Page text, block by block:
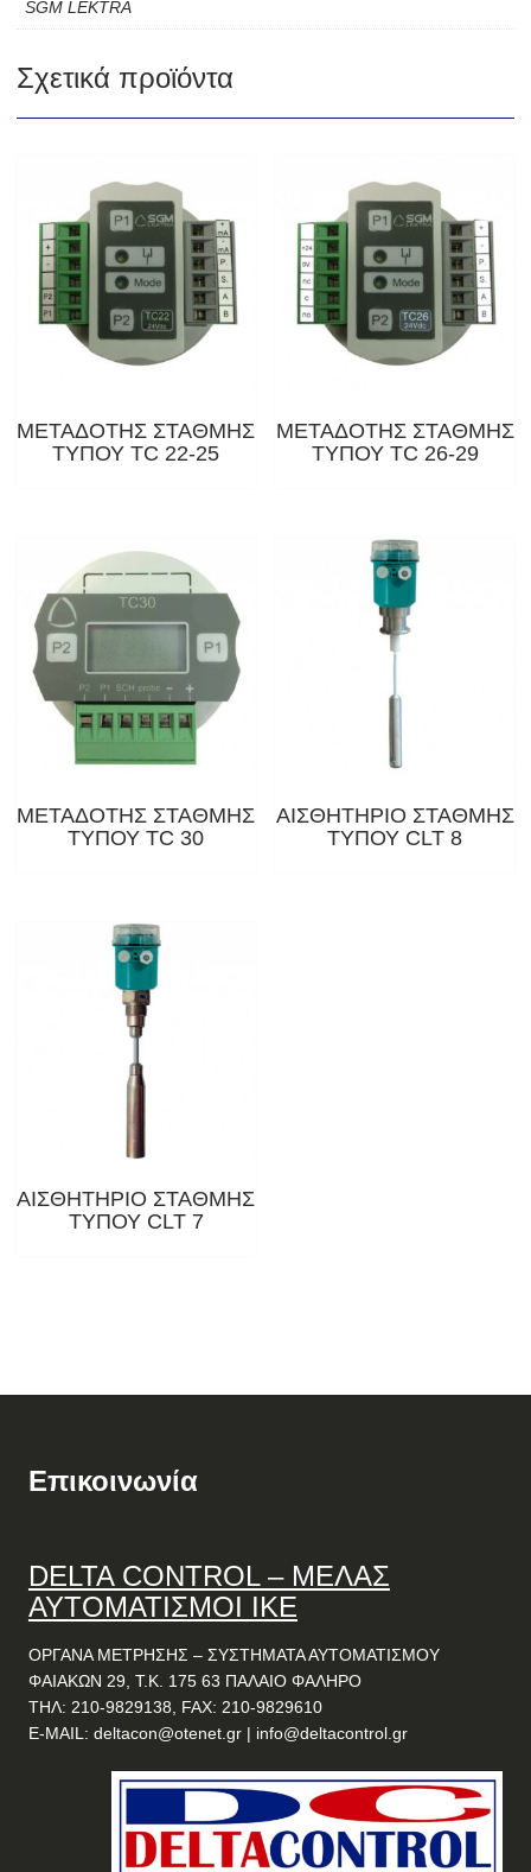
SGM LEKTRA
Σχετικά προϊόντα
ΜΕΤΑΔΟΤΗΣ ΣΤΑΘΜΗΣ
ΤΥΠΟΥ ΤC 22-25
ΜΕΤΑΔΟΤΗΣ ΣΤΑΘΜΗΣ
ΤΥΠΟΥ ΤC 26-29
ΜΕΤΑΔΟΤΗΣ ΣΤΑΘΜΗΣ
ΤΥΠΟΥ ΤC 30
ΑΙΣΘΗΤΗΡΙΟ ΣΤΑΘΜΗΣ
ΤΥΠΟΥ CLT 8
ΑΙΣΘΗΤΗΡΙΟ ΣΤΑΘΜΗΣ
ΤΥΠΟΥ CLT 7
Επικοινωνία
DELTA CONTROL– ΜΕΛΑΣ
ΑΥΤΟΜΑΤΙΣΜΟΙ ΙΚΕ
ΟΡΓΑΝΑ ΜΕΤΡΗΣΗΣ – ΣΥΣΤΗΜΑΤΑ ΑΥΤΟΜΑΤΙΣΜΟΥ
ΦΑΙΑΚΩΝ 29, Τ.Κ. 175 63 ΠΑΛΑΙΟ ΦΑΛΗΡΟ
ΤΗΛ: 210-9829138, FAX: 210-9829610
E-MAIL: deltacon@otenet.gr| info@deltacontrol.gr